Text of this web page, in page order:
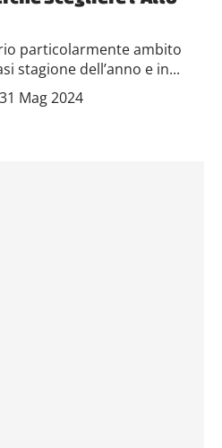
particolarmente ambito
stagione dell’anno e in...
Mag 2024